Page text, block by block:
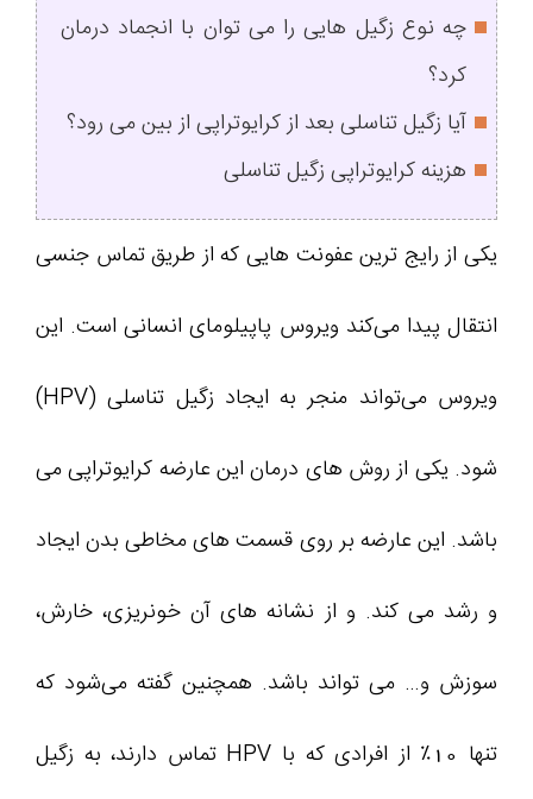
چه نوع زگیل هایی را می توان با انجماد درمان
کرد؟
آیا زگیل تناسلی بعد از کرایوتراپی از بین می رود؟
هزینه کرایوتراپی زگیل تناسلی
یکی از رایج‌ ترین عفونت‌ هایی که از طریق تماس جنسی
انتقال پیدا می‌کند ویروس پاپیلومای انسانی است. این
ویروس می‌تواند منجر به ایجاد زگیل تناسلی (HPV)
شود. یکی از روش های درمان این عارضه کرایوتراپی می
باشد. این عارضه بر روی قسمت های مخاطی بدن ایجاد
و رشد می‌ کند. و از نشانه های آن خونریزی، خارش،
سوزش و… می تواند باشد. همچنین گفته می‌شود که
تنها 10٪ از افرادی که با HPV تماس دارند، به زگیل